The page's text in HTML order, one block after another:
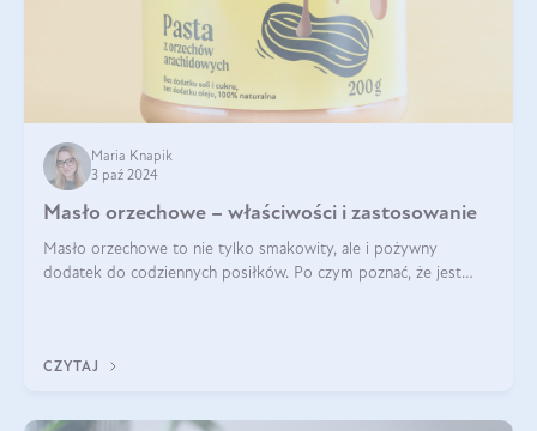
Maria Knapik
3 paź 2024
Masło orzechowe – właściwości i zastosowanie
Masło orzechowe to nie tylko smakowity, ale i pożywny
dodatek do codziennych posiłków. Po czym poznać, że jest
CZYTAJ